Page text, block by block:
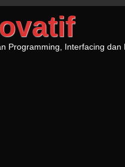
Programming, Interfacing dan